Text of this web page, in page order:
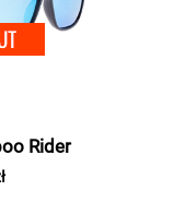
SOLD OUT
Rider